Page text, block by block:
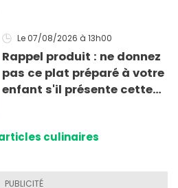
Le 07/08/2026 à 13h00
Rappel produit : ne donnez
pas ce plat préparé à votre
enfant s'il présente cette
culinaires